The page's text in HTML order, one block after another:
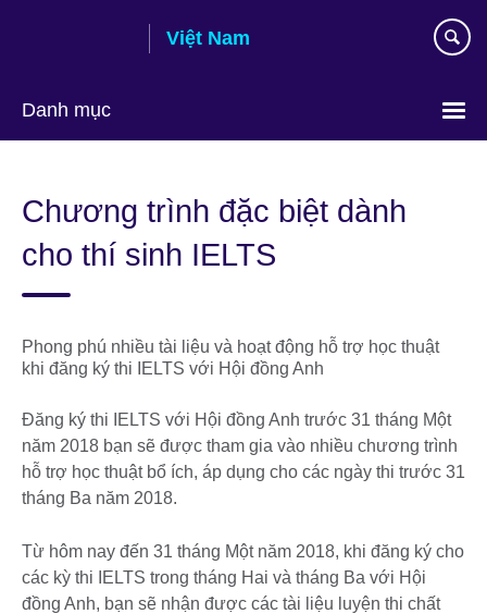
Việt Nam
Danh mục
language
Chương trình đặc biệt dành
cho thí sinh IELTS
Phong phú nhiều tài liệu và hoạt động hỗ trợ học thuật
khi đăng ký thi IELTS với Hội đồng Anh
Đăng ký thi IELTS với Hội đồng Anh trước 31 tháng Một
năm 2018 bạn sẽ được tham gia vào nhiều chương trình
hỗ trợ học thuật bổ ích, áp dụng cho các ngày thi trước 31
tháng Ba năm 2018.
Từ hôm nay đến 31 tháng Một năm 2018, khi đăng ký cho
các kỳ thi IELTS trong tháng Hai và tháng Ba với Hội
đồng Anh, bạn sẽ nhận được các tài liệu luyện thi chất